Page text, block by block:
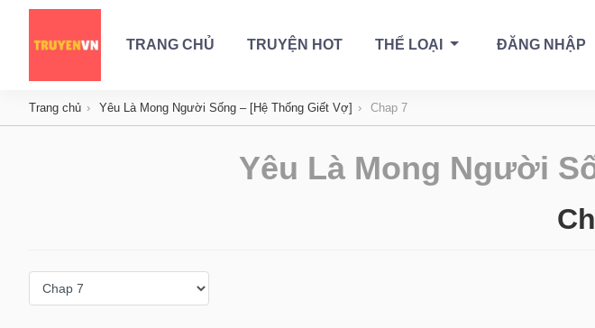
TRANG CHỦ TRUYỆN HOT THỂ LOẠI ĐĂNG NHẬP
Trang chủ Yêu Là Mong Người Sống – [Hệ Thống Giết Vợ] Chap 7
Yêu Là Mong Người